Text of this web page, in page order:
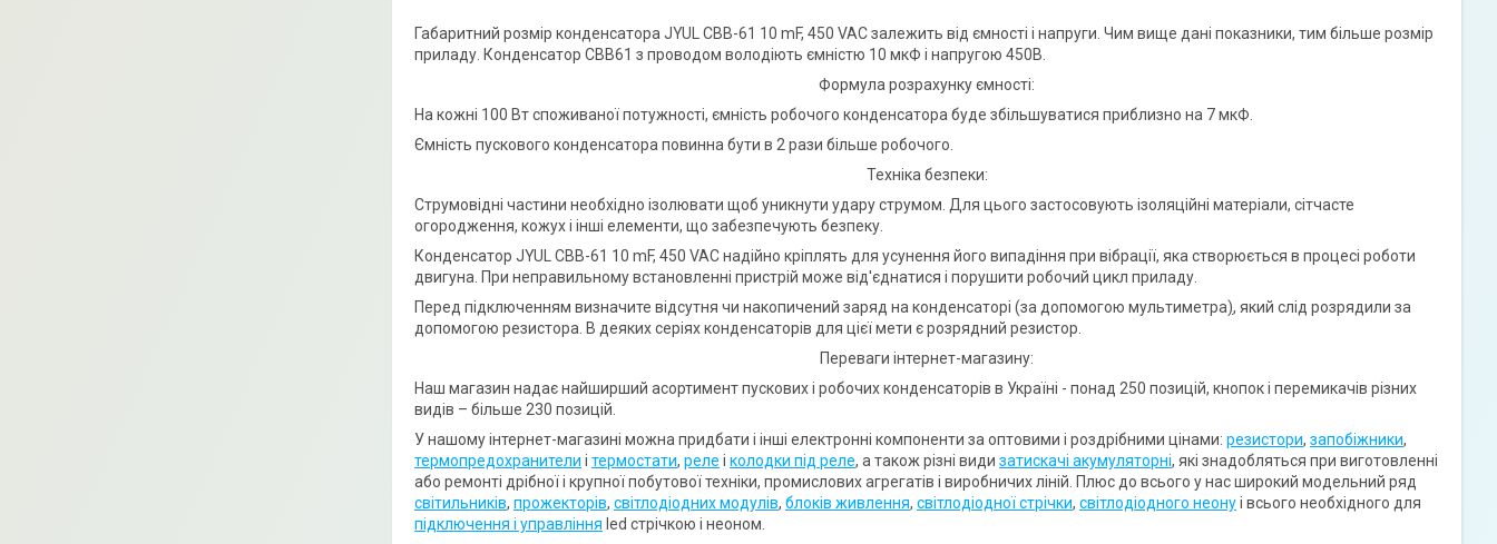
Габаритний розмір конденсатора JYUL CBB-61 10 mF, 450 VAC залежить від ємності і напруги. Чим вище дані показники, тим більше розмір
приладу. Конденсатор CBB61 з проводом володіють ємністю 10 мкФ і напругою 450В.
Формула розрахунку ємності:
На кожні 100 Вт споживаної потужності, ємність робочого конденсатора буде збільшуватися приблизно на 7 мкФ.
Ємність пускового конденсатора повинна бути в 2 рази більше робочого.
Техніка безпеки:
Струмовідні частини необхідно ізолювати щоб уникнути удару струмом. Для цього застосовують ізоляційні матеріали, сітчасте
огородження, кожух і інші елементи, що забезпечують безпеку.
Конденсатор JYUL CBB-61 10 mF, 450 VAC надійно кріплять для усунення його випадіння при вібрації, яка створюється в процесі роботи
двигуна. При неправильному встановленні пристрій може від'єднатися і порушити робочий цикл приладу.
Перед підключенням визначите відсутня чи накопичений заряд на конденсаторі (за допомогою мультиметра), який слід розрядили за
допомогою резистора. В деяких серіях конденсаторів для цієї мети є розрядний резистор.
Переваги інтернет-магазину:
Наш магазин надає найширший асортимент пускових і робочих конденсаторів в Україні - понад 250 позицій, кнопок і перемикачів різних
видів – більше 230 позицій.
У нашому інтернет-магазині можна придбати і інші електронні компоненти за оптовими і роздрібними цінами: резистори, запобіжники,
термопредохранители і термостати, реле і колодки під реле, а також різні види затискачі акумуляторні, які знадобляться при виготовленні
або ремонті дрібної і крупної побутової техніки, промислових агрегатів і виробничих ліній. Плюс до всього у нас широкий модельний ряд
світильників, прожекторів, світлодіодних модулів, блоків живлення, світлодіодної стрічки, світлодіодного неонуі всього необхідного для
підключення і управління led стрічкою і неоном.